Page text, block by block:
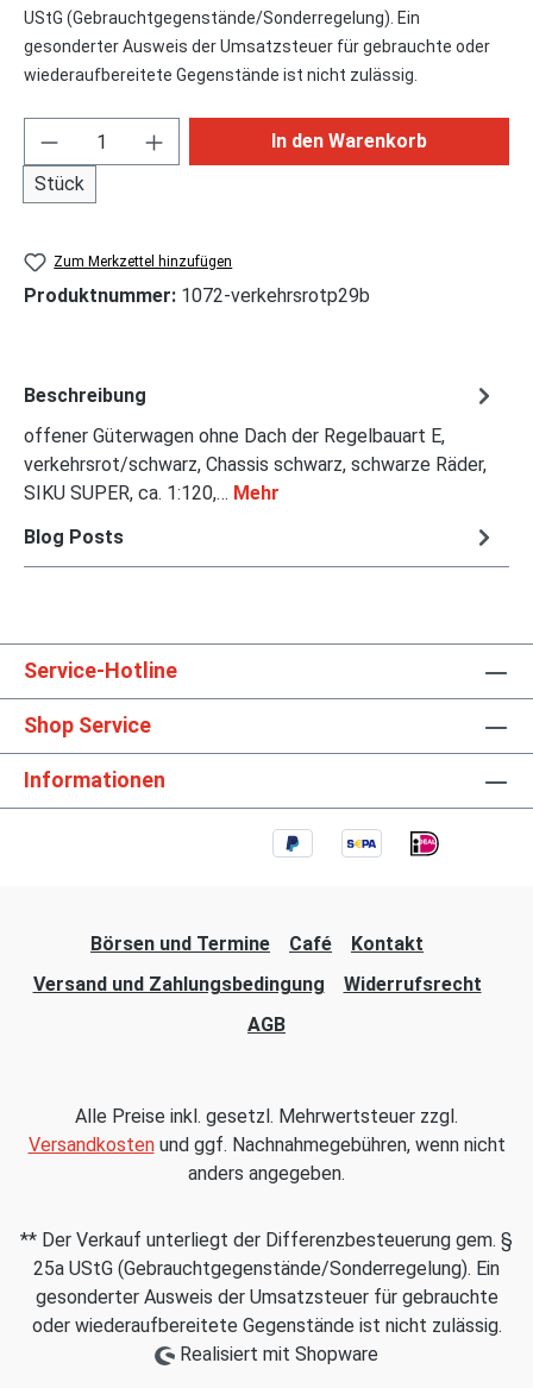
UStG (Gebrauchtgegenstände/Sonderregelung). Ein
gesonderter Ausweis der Umsatzsteuer für gebrauchte oder
wiederaufbereitete Gegenstände ist nicht zulässig.
Produkt Anzahl: Gib den gewünschten
Stück
In den Warenkorb
Zum Merkzettel hinzufügen
Produktnummer: 1072-verkehrsrotp29b
Beschreibung
offener Güterwagen ohne Dach der Regelbauart E,
verkehrsrot/schwarz, Chassis schwarz, schwarze Räder,
SIKU SUPER, ca. 1:120,… Mehr
Blog Posts
Service-Hotline
Shop Service
Informationen
Börsen und Termine Café
Kontakt
Versand und Zahlungsbedingung
Widerrufsrecht
AGB
Alle Preise inkl. gesetzl. Mehrwertsteuer zzgl.
Versandkostenund ggf. Nachnahmegebühren, wenn nicht
anders angegeben.
** Der Verkauf unterliegt der Differenzbesteuerung gem. §
25a UStG (Gebrauchtgegenstände/Sonderregelung). Ein
gesonderter Ausweis der Umsatzsteuer für gebrauchte
oder wiederaufbereitete Gegenstände ist nicht zulässig.
Realisiert mit Shopware